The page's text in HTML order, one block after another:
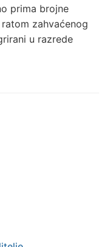
prima brojne
zahvaćenog
u razrede